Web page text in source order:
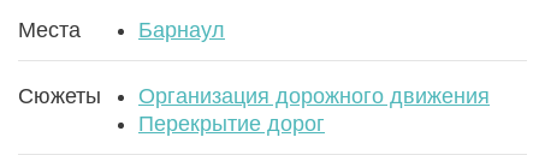
Места Барнаул
Сюжеты
Организация дорожного движения
Перекрытие дорог